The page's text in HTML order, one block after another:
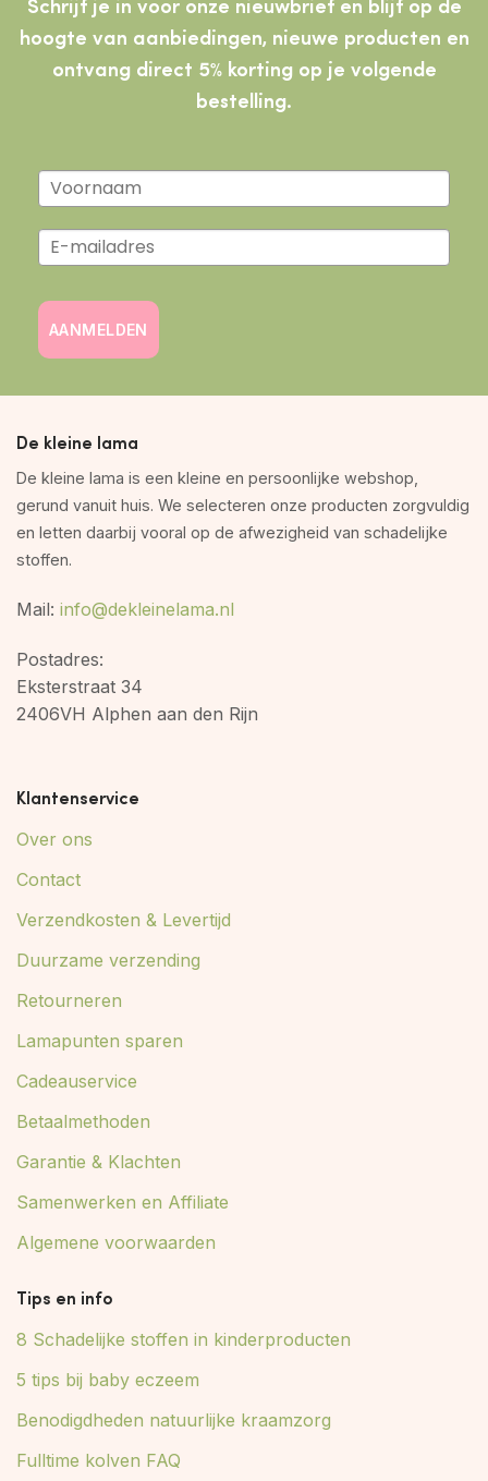
hoogte van aanbiedingen, nieuwe producten en
ontvang direct 5% korting op je volgende
bestelling.
AANMELDEN
De kleine lama
De kleine lama is een kleine en persoonlijke webshop,
gerund vanuit huis. We selecteren onze producten zorgvuldig
en letten daarbij vooral op de afwezigheid van schadelijke
stoffen.
Mail: info@dekleinelama.nl
Postadres:
Eksterstraat 34
2406VH Alphen aan den Rijn
Klantenservice
Over ons
Contact
Verzendkosten & Levertijd
Duurzame verzending
Retourneren
Lamapunten sparen
Cadeauservice
Betaalmethoden
Garantie & Klachten
Samenwerken en Affiliate
Algemene voorwaarden
Tips en info
8 Schadelijke stoffen in kinderproducten
5 tips bij baby eczeem
Benodigdheden natuurlijke kraamzorg
Fulltime kolven FAQ